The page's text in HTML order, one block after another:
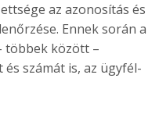
az azonosítás és
Ennek során a
többek között –
számát is, az ügyfél-